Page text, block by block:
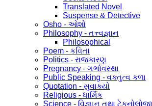
Translated Novel
Suspense & Detective
Osho - ઓશો
Philosophy - તત્ત્વજ્ઞાન
Philosophical
Poem - કવિતા
Politics - રાજકારણ
Pregnancy - ગર્ભાવસ્થા
Public Speaking - વક્તુત્વ કળા
Quotation - સુવાક્યો
Religious - ધાર્મિક
Science - વિજ્ઞાન તથા ટેકનોલોજી